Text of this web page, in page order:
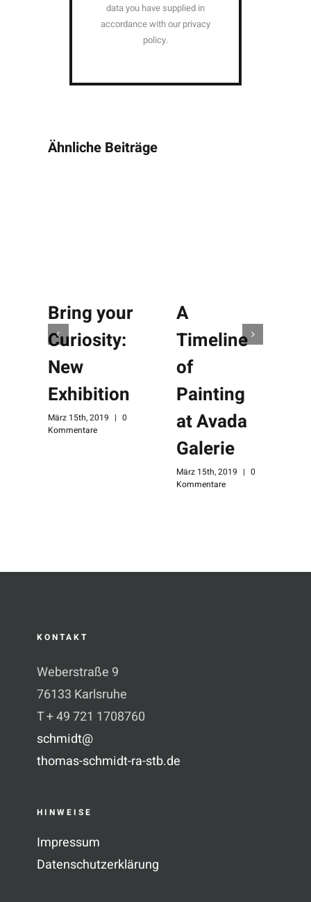
data you have supplied in
accordance with our privacy
policy.
Ähnliche Beiträge
Bring your
Curiosity:
New
Exhibition
März 15th, 2019 | 0
Kommentare
A
Timeline
of
Painting
at Avada
Galerie
März 15th, 2019 | 0
Kommentare
KONTAKT
Weberstraße 9
76133 Karlsruhe
T + 49 721 1708760
schmidt@
thomas-schmidt-ra-stb.de
HINWEISE
Impressum
Datenschutzerklärung